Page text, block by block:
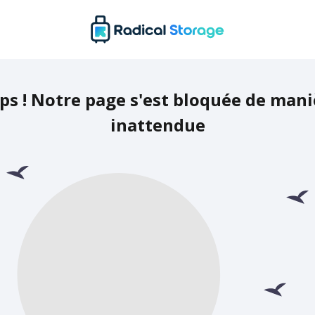
! Notre page s'est bloquée de
inattendue